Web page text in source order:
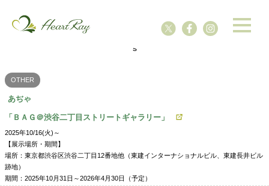
s
OTHER
あぢゃ
「ＢＡＧ＠渋谷二丁目ストリートギャラリー」
2025年10/16(火)～
【展示場所・期間】
場所：東京都渋谷区渋谷二丁目12番地他（東建インターナショナルビル、東建長井ビル
跡地）
期間：2025年10月31日～2026年4月30日（予定）